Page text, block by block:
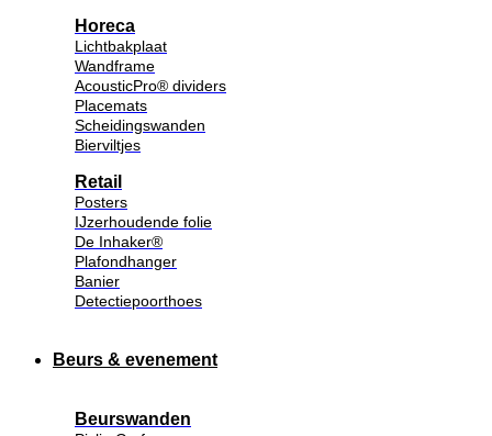
Horeca
Lichtbakplaat
Wandframe
AcousticPro® dividers
Placemats
Scheidingswanden
Bierviltjes
Retail
Posters
IJzerhoudende folie
De Inhaker®
Plafondhanger
Banier
Detectiepoorthoes
Beurs & evenement
Beurswanden